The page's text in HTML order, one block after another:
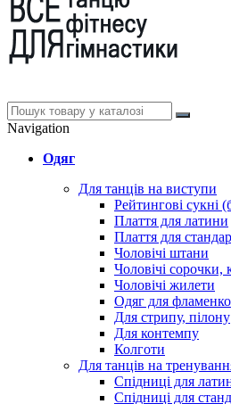
Navigation
Одяг
Для танців на виступи
Рейтингові сукні
Плаття для латини
Плаття для
Чоловічі штани
Чоловічі сорочки,
Чоловічі жилети
Одяг для фламенко
Для стрипу, пілону
Для контемпу
Колготи
Для танців на
Спідниці для
Спідниці для